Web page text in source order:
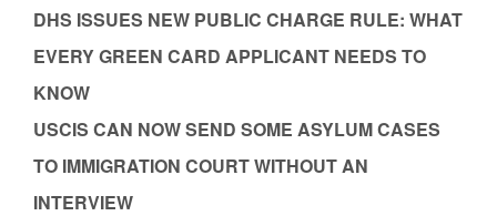
DHS ISSUES NEW PUBLIC CHARGE RULE: WHAT
EVERY GREEN CARD APPLICANT NEEDS TO
KNOW
USCIS CAN NOW SEND SOME ASYLUM CASES
TO IMMIGRATION COURT WITHOUT AN
INTERVIEW